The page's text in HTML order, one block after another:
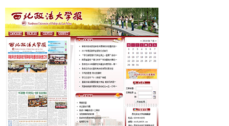
同志围绕涉外法律服务的工作经验、涉外法治人才培养的意见
建议等方面进行了交流发言，凝聚了智慧，达成了共识。今
后，西安法院将紧扣国家涉外法治建设需求，注重协同配合，
坚持审判一线实践锻炼，不断强化教育培训阵地作用，通过加
大学术调研工作力度，搭建交流互鉴成长平台，携手共进，以
创新思维、务实举措，培养出一批政治立场坚定、专业素质过
硬、通晓国际规则、精通涉外法律实务的涉外法治人才，为我
国涉外法治建设贡献更多力量。 【中国新闻网】【阳光网】
【人民周刊网】【今日头条】【起点新闻】【三秦都市报】西